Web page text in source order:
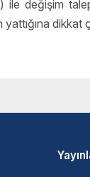
ile değişim
dikkat